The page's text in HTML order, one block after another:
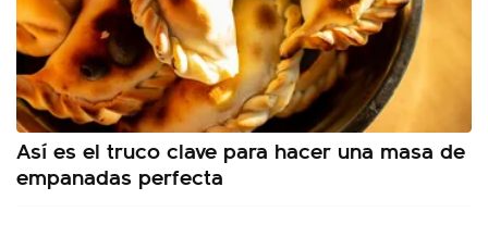
Así es el truco clave para hacer una masa de
empanadas perfecta